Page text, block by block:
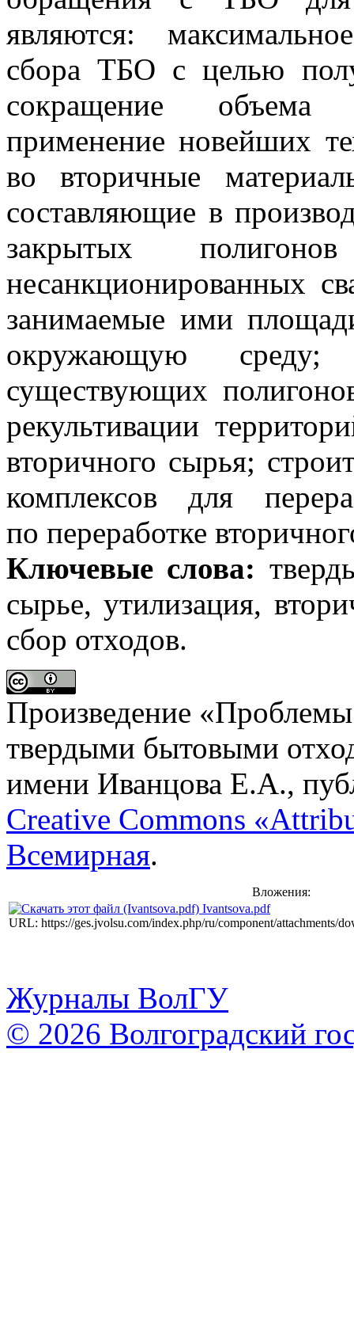
являются:
сбора ТБО с целью
сокращение объема
применение новейших
во вторичные
составляющие в
закрытых
несанкционированных
занимаемые ими
окружающую среду;
существующих
рекультивации
вторичного сырья;
комплексов для
по переработке
Ключевые слова:
сырье, утилизация,
сбор отходов.
Произведение «Проблемы
твердыми бытовыми
имени Иванцова Е.А.,
Creative Commons
Всемирная.
Вложения:
Ivantsova.pdf
URL: https://ges.jvolsu.com/index.php/ru/component/attachments/
Журналы ВолГУ
© 2026 Волгоградский